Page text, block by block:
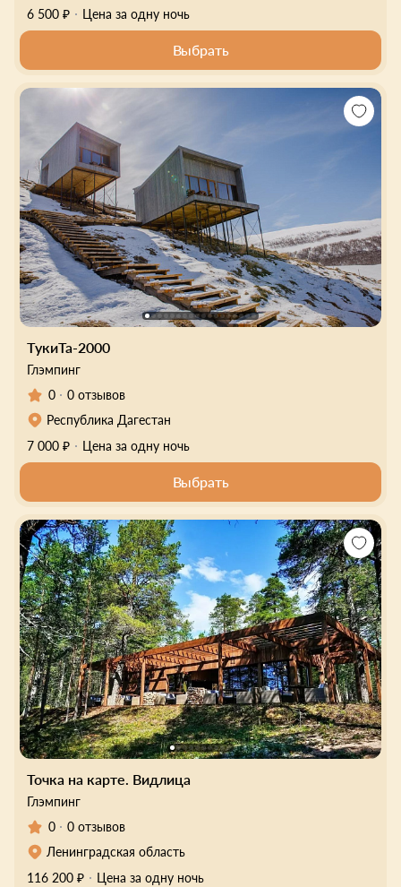
6 500 ₽
Цена за одну ночь
Выбрать
ТукиТа-2000
Глэмпинг
0
0 отзывов
Республика Дагестан
7 000 ₽
Цена за одну ночь
Выбрать
Точка на карте. Видлица
Глэмпинг
0
0 отзывов
Ленинградская область
116 200 ₽
Цена за одну ночь